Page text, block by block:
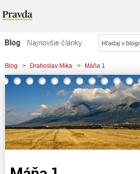
Blog
Najnovšie články
Najčítanejšie články
Najkomentovanejšie články
Zoznam blogov
Komerčné blogy
Blog > Drahoslav Mika > Máňa 1